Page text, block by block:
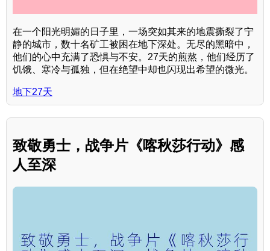
在一个阳光明媚的日子里，一场突如其来的地震撕裂了宁
静的城市，数十名矿工被困在地下深处。无尽的黑暗中，
他们的心中充满了恐惧与不安。27天的煎熬，他们经历了
饥饿、寒冷与孤独，但在绝望中却也闪现出希望的微光。
地下27天
致敬勇士，战争片《喀秋莎行动》感
人至深